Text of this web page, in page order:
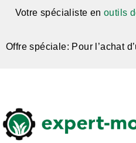
Votre spécialiste en outils
Offre spéciale: Pour l’achat